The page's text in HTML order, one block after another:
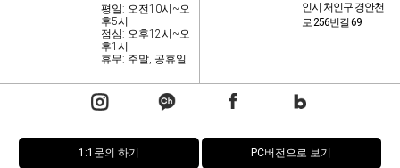
평일: 오전10시~오
후5시
점심: 오후12시~오
후1시
휴무: 주말, 공휴일
인시 처인구 경안천
로 256번길 69
1:1문의 하기 PC버전으로 보기